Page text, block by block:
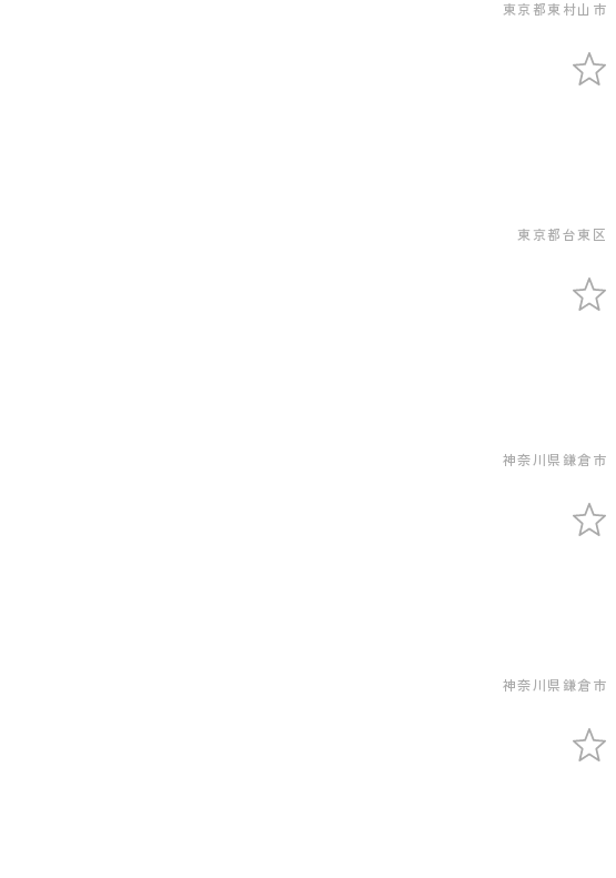
東京都東村山市
東京都台東区
神奈川県鎌倉市
神奈川県鎌倉市